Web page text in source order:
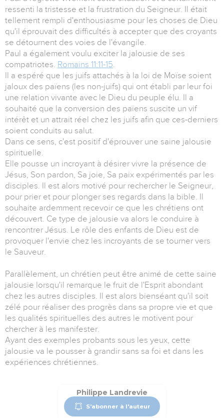
ressenti la tristesse et la frustration du Seigneur. Il était
tellement rempli d'enthousiasme pour les choses de Dieu
qu'il éprouvait des difficultés à accepter que des croyants
se détournent des voies de l'évangile.
Paul a également voulu exciter la jalousie de ses
compatriotes. Romains 11:11-15.
Il a espéré que les juifs attachés à la loi de Moïse soient
jaloux des païens (les non-juifs) qui ont établi par leur foi
une relation vivante avec le Dieu du peuple élu. Il a
souhaité que la conversion des païens suscite un vif
intérêt et un attrait réel chez les juifs afin que ces-derniers
soient conduits au salut.
Dans ce sens, c'est positif d'éprouver une saine jalousie
spirituelle.
Elle pousse un incroyant à désirer vivre la présence de
Jésus, Son pardon, Sa joie, Sa paix expérimentés par les
disciples. Il est alors motivé pour rechercher le Seigneur,
pour prier et pour plonger ses regards dans la bible. Il
souhaite ardemment recevoir ce que les chrétiens ont
découvert. Ce type de jalousie va alors le conduire à
rencontrer Jésus. Le rôle des enfants de Dieu est de
provoquer l'envie chez les incroyants de se tourner vers
le Sauveur.
Parallèlement, un chrétien peut être animé de cette saine
jalousie lorsqu'il remarque le fruit de l'Esprit abondant
chez les autres disciples. Il est alors bienséant qu'il soit
zélé pour réaliser des progrès dans sa propre vie et que
les qualités spirituelles des autres le motivent pour
chercher à les manifester.
Ayant des exemples probants sous les yeux, cette
jalousie va le pousser à grandir sans sa foi et dans les
expériences chrétiennes.
Philippe Landrevie
S'abonner à l'auteur